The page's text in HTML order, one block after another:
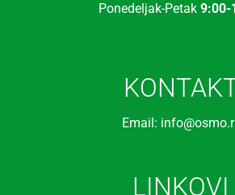
Ponedeljak-Petak9:00-
Email:
LINKOVI